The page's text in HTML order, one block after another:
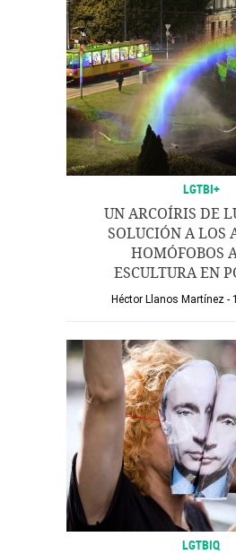
LGTBI+
UN ARCOÍRIS DE
SOLUCIÓN A LOS
HOMÓFOBOS
ESCULTURA EN
Héctor Llanos Martínez
LGTBIQ